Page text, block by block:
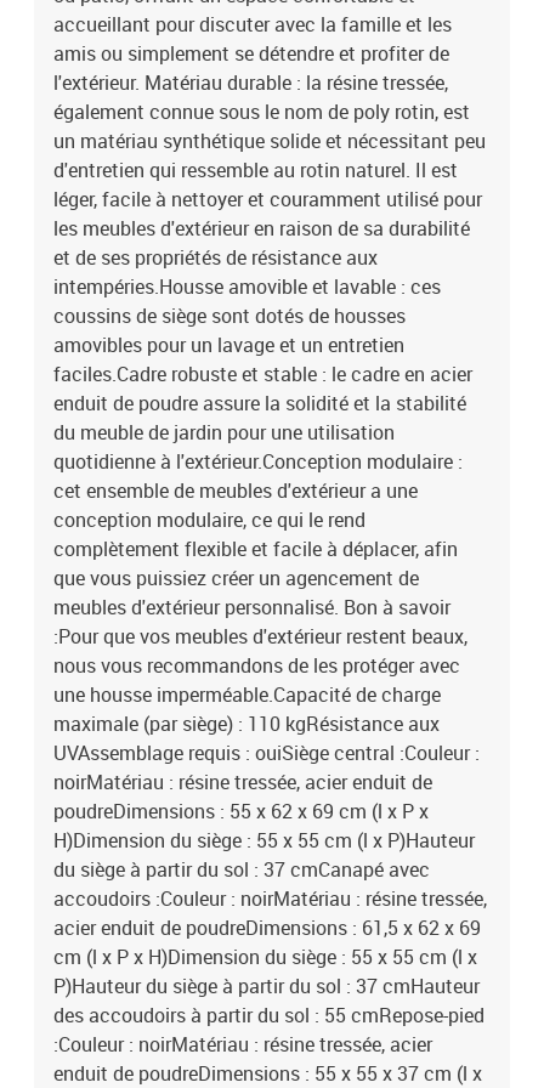
cotonDimensions du coussin de siège : 55 x 55 x 3 cm (l x P x
é)Dimensions du coussin de dossier : 55 x 45 x 13 cm (L x l x é)La
livraison contient :3 x siège central incluant une fonction de
rangement avec un sac résistant à l'eau4 x canapé d'accoudoir
avec fonction de rangement et sac résistant à l'eau2 x repose-
pieds incluant une fonction de rangement avec un sac résistant à
l'eau7 x coussin de dossier9 x coussin d'assise avec housse
amovible et lavable
accueillant pour discuter avec la famille et les
amis ou simplement se détendre et profiter de
l'extérieur. Matériau durable : la résine tressée,
également connue sous le nom de poly rotin, est
un matériau synthétique solide et nécessitant peu
d'entretien qui ressemble au rotin naturel. Il est
léger, facile à nettoyer et couramment utilisé pour
les meubles d'extérieur en raison de sa durabilité
et de ses propriétés de résistance aux
intempéries.Housse amovible et lavable : ces
coussins de siège sont dotés de housses
amovibles pour un lavage et un entretien
faciles.Cadre robuste et stable : le cadre en acier
enduit de poudre assure la solidité et la stabilité
du meuble de jardin pour une utilisation
quotidienne à l'extérieur.Conception modulaire :
cet ensemble de meubles d'extérieur a une
conception modulaire, ce qui le rend
complètement flexible et facile à déplacer, afin
que vous puissiez créer un agencement de
meubles d'extérieur personnalisé. Bon à savoir
:Pour que vos meubles d'extérieur restent beaux,
nous vous recommandons de les protéger avec
une housse imperméable.Capacité de charge
maximale (par siège) : 110 kgRésistance aux
UVAssemblage requis : ouiSiège central :Couleur :
noirMatériau : résine tressée, acier enduit de
poudreDimensions : 55 x 62 x 69 cm (l x P x
H)Dimension du siège : 55 x 55 cm (l x P)Hauteur
du siège à partir du sol : 37 cmCanapé avec
accoudoirs :Couleur : noirMatériau : résine tressée,
acier enduit de poudreDimensions : 61,5 x 62 x 69
cm (l x P x H)Dimension du siège : 55 x 55 cm (l x
P)Hauteur du siège à partir du sol : 37 cmHauteur
des accoudoirs à partir du sol : 55 cmRepose-pied
:Couleur : noirMatériau : résine tressée, acier
enduit de poudreDimensions : 55 x 55 x 37 cm (l x